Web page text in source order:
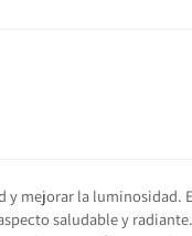
mejorar la luminosidad.
saludable y